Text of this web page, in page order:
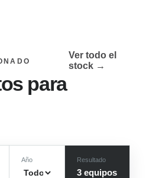
para
Ver todo el
stock →
Año Resultado
3 equipos